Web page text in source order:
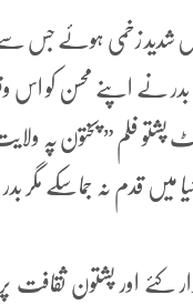
میں شدید زخمی ہوئے جس
بدر نے اپنے محسن کو اس
ہٹ پشتو فلم ” پختون
میں قدم نہ جماسکے مگر
کئے اور پشتون ثقافت